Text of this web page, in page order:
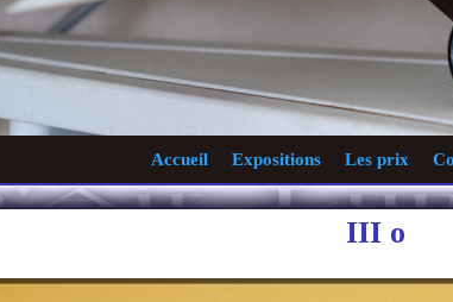
Accueil Expositions Les prix
III o